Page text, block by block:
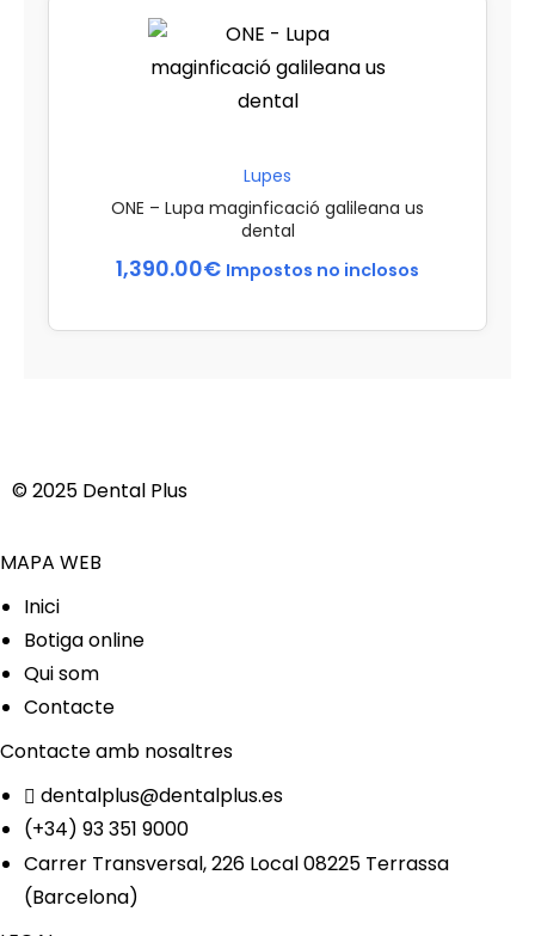
Lupes
ONE – Lupa maginficació galileana us
dental
1,390.00€ Impostos no inclosos
© 2025 Dental Plus
MAPA WEB
Inici
Botiga online
Qui som
Contacte
Contacte amb nosaltres
dentalplus@dentalplus.es
(+34) 93 351 9000
Carrer Transversal, 226 Local 08225 Terrassa
(Barcelona)